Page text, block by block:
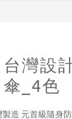
台灣設
傘_4色
製造 元首級隨身